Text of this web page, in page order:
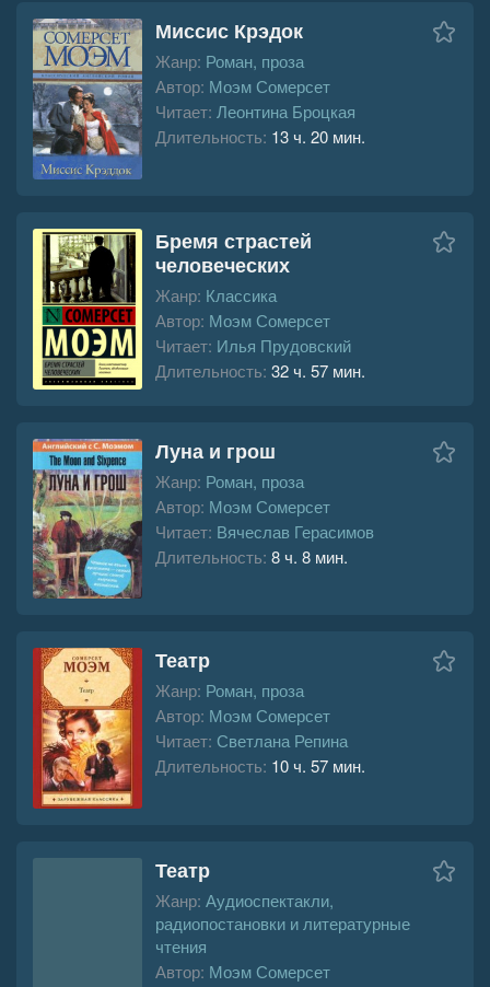
Миссис Крэдок
Жанр: Роман, проза
Автор: Моэм Сомерсет
Читает: Леонтина Броцкая
Длительность: 13 ч. 20 мин.
Бремя страстей
человеческих
Жанр: Классика
Автор: Моэм Сомерсет
Читает: Илья Прудовский
Длительность: 32 ч. 57 мин.
Луна и грош
Жанр: Роман, проза
Автор: Моэм Сомерсет
Читает: Вячеслав Герасимов
Длительность: 8 ч. 8 мин.
Театр
Жанр: Роман, проза
Автор: Моэм Сомерсет
Читает: Светлана Репина
Длительность: 10 ч. 57 мин.
Театр
Жанр: Аудиоспектакли,
радиопостановки и литературные
чтения
Автор: Моэм Сомерсет